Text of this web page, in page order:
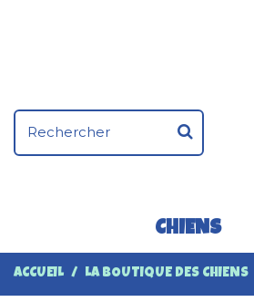
CHIENS
ACCUEIL LA BOUTIQUE DES CHIENS